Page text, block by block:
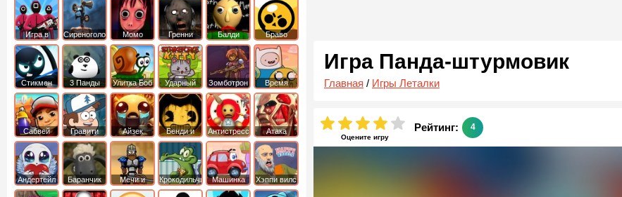
Игра Панда-штурмовик
Главная / Игры Леталки
Оцените игру
Рейтинг: 4
Игра в
Кальмара
Сиреноголовый Момо Гренни Балди
Браво
Старс
Стикмен 3 Панды Улитка Боб
Ударный
отряд котят
Зомботрон
Время
Приключений
Сабвей
Серф
Гравити
Фолз
Айзек
Бенди и
Чернильная
машина
Антистресс
Атака
Титанов
Андертейл
Баранчик
Шон
Мечи и
Сандали
Крокодильчик
Свомпи
Машинка
Вилли
Хэппи вилс